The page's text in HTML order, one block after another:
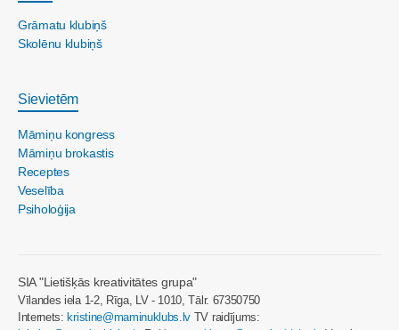
Grāmatu klubiņš
Skolēnu klubiņš
Sievietēm
Māmiņu kongress
Māmiņu brokastis
Receptes
Veselība
Psiholoģija
SIA "Lietišķās kreativitātes grupa"
Vīlandes iela 1-2, Rīga, LV - 1010, Tālr. 67350750
Internets:kristine@maminuklubs.lv TV raidījums: